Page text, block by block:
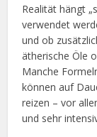
Realität hängt
verwendet
und ob
ätherische Öle
Manche
können auf
reizen – vor
und sehr